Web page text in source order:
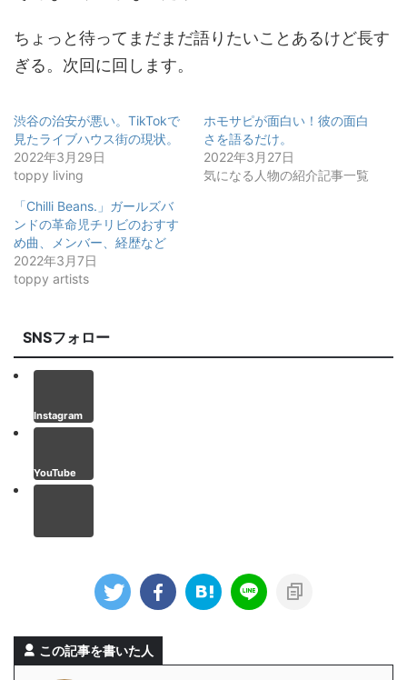
ちょっと待ってまだまだ語りたいことあるけど長す
ぎる。次回に回します。
渋谷の治安が悪い。TikTokで
見たライブハウス街の現状。
2022年3月29日
toppy living
ホモサピが面白い！彼の面白
さを語るだけ。
2022年3月27日
気になる人物の紹介記事一覧
「Chilli Beans.」ガールズバ
ンドの革命児チリビのおすす
め曲、メンバー、経歴など
2022年3月7日
toppy artists
SNSフォロー
Twitter
Instagram
YouTube
この記事を書いた人